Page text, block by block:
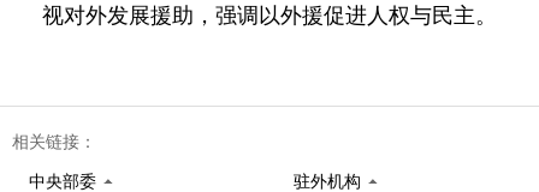
视对外发展援助，强调以外援促进人权与民主。
相关链接：
中央部委 驻外机构